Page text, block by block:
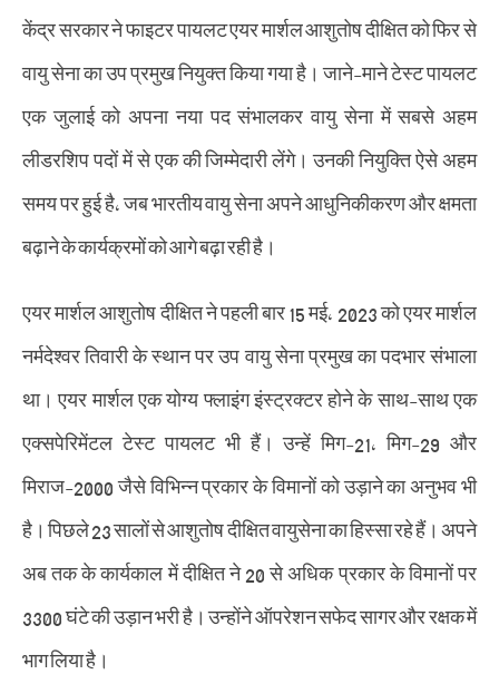
केंद्र सरकार ने फाइटर पायलट एयर मार्शल आशुतोष दीक्षित को फिर से
वायु सेना का उप प्रमुख नियुक्त किया गया है। जाने-माने टेस्ट पायलट
एक जुलाई को अपना नया पद संभालकर वायु सेना में सबसे अहम
लीडरशिप पदों में से एक की जिम्मेदारी लेंगे। उनकी नियुक्ति ऐसे अहम
समय पर हुई है, जब भारतीय वायु सेना अपने आधुनिकीकरण और क्षमता
बढ़ाने के कार्यक्रमों को आगे बढ़ा रही है।
एयर मार्शल आशुतोष दीक्षित ने पहली बार 15 मई, 2023 को एयर मार्शल
नर्मदेश्वर तिवारी के स्थान पर उप वायु सेना प्रमुख का पदभार संभाला
था। एयर मार्शल एक योग्य फ्लाइंग इंस्ट्रक्टर होने के साथ-साथ एक
एक्सपेरिमेंटल टेस्ट पायलट भी हैं। उन्हें मिग-21, मिग-29 और
मिराज-2000 जैसे विभिन्न प्रकार के विमानों को उड़ाने का अनुभव भी
है। पिछले 23 सालों से आशुतोष दीक्षित वायुसेना का हिस्सा रहे हैं। अपने
अब तक के कार्यकाल में दीक्षित ने 20 से अधिक प्रकार के विमानों पर
3300 घंटे की उड़ान भरी है। उन्होंने ऑपरेशन सफेद सागर और रक्षक में
भाग लिया है।